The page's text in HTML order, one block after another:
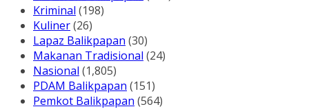
Kriminal (198)
Kuliner(26)
Lapaz Balikpapan (30)
Makanan Tradisional (24)
Nasional (1,805)
PDAM Balikpapan (151)
Pemkot Balikpapan (564)